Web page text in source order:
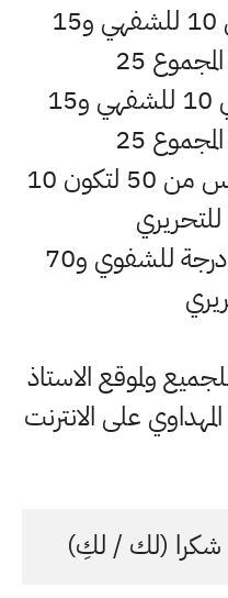
تكون درجة الشهر الاول 10 للشفهي و15
25
وتكون درجة الشهر الثاني 10 للشفهي و15
25
وتكون نهاية امتحان الكورس من 50 لتكون 10
يعني الكورس الاول 30 درجة للشفوي و70
ولموقع الاستاذ
على الانترنت
شكرا (لك / لكِ)